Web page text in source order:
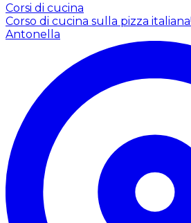
Corsi di cucina
Corso di cucina sulla pizza italiana!
Antonella